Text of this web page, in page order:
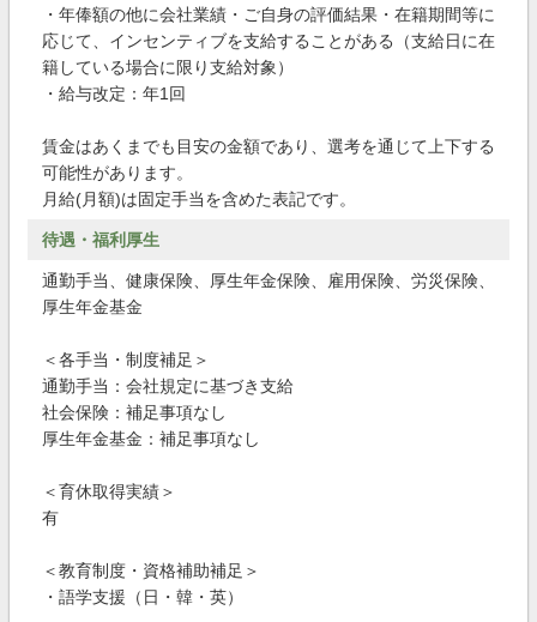
・年俸額の他に会社業績・ご自身の評価結果・在籍期間等に
応じて、インセンティブを支給することがある（支給日に在
籍している場合に限り支給対象）
・給与改定：年1回
賃金はあくまでも目安の金額であり、選考を通じて上下する
可能性があります。
月給(月額)は固定手当を含めた表記です。
待遇・福利厚生
通勤手当、健康保険、厚生年金保険、雇用保険、労災保険、
厚生年金基金
＜各手当・制度補足＞
通勤手当：会社規定に基づき支給
社会保険：補足事項なし
厚生年金基金：補足事項なし
＜育休取得実績＞
有
＜教育制度・資格補助補足＞
・語学支援（日・韓・英）